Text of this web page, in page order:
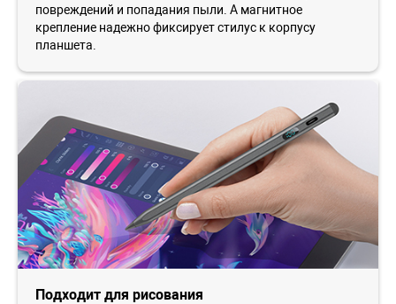
повреждений и попадания пыли. А магнитное
крепление надежно фиксирует стилус к корпусу
планшета.
Подходит для рисования